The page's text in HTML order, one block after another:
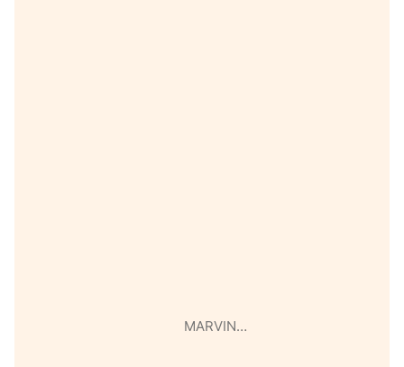
MARVIN…